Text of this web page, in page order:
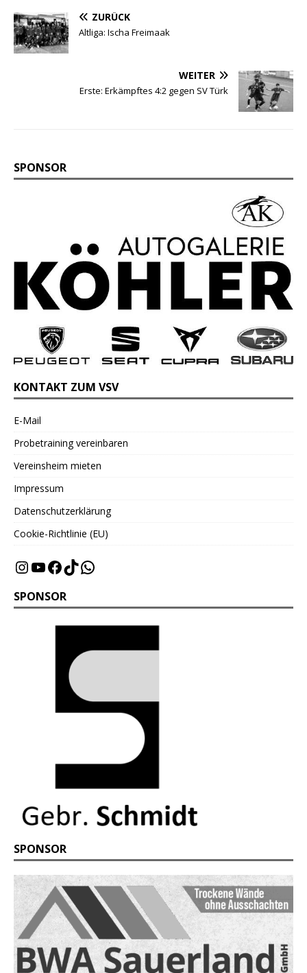
ZURÜCK
Altliga: Ischa Freimaak
WEITER
Erste: Erkämpftes 4:2 gegen SV Türk
SPONSOR
KONTAKT ZUM VSV
E-Mail
Probetraining vereinbaren
Vereinsheim mieten
Impressum
Datenschutzerklärung
Cookie-Richtlinie (EU)
SPONSOR
SPONSOR